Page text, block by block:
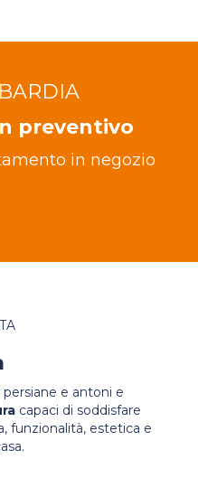
preventivo
in negozio
e antoni e
capaci di soddisfare
funzionalità, estetica e